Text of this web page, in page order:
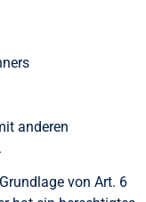
anderen
von Art. 6